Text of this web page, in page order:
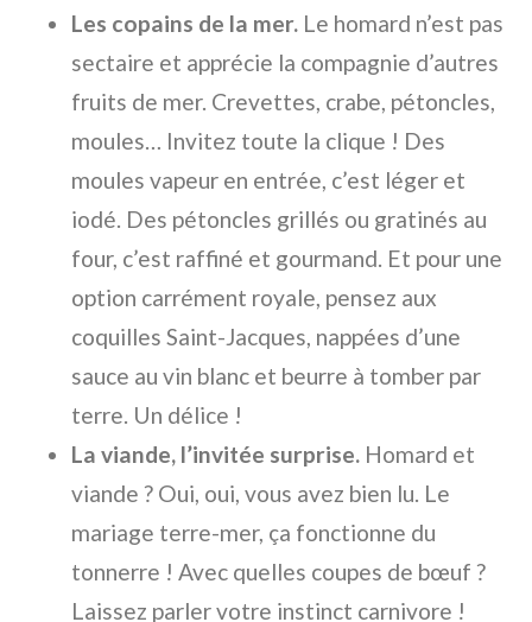
Les copains de la mer. Le homard n’est pas
sectaire et apprécie la compagnie d’autres
fruits de mer. Crevettes, crabe, pétoncles,
moules… Invitez toute la clique ! Des
moules vapeur en entrée, c’est léger et
iodé. Des pétoncles grillés ou gratinés au
four, c’est raffiné et gourmand. Et pour une
option carrément royale, pensez aux
coquilles Saint-Jacques, nappées d’une
sauce au vin blanc et beurre à tomber par
terre. Un délice !
La viande, l’invitée surprise. Homard et
viande ? Oui, oui, vous avez bien lu. Le
mariage terre-mer, ça fonctionne du
tonnerre ! Avec quelles coupes de bœuf ?
Laissez parler votre instinct carnivore !